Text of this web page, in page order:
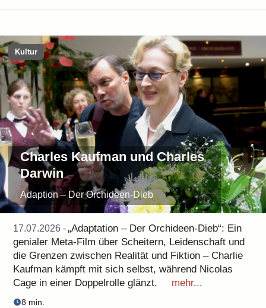
Kultur
Charles Kaufman und Charles
Darwin
Adaption – Der Orchideen-Dieb
17.07.2026 -„Adaptation – Der Orchideen-Dieb“: Ein
genialer Meta-Film über Scheitern, Leidenschaft und
die Grenzen zwischen Realität und Fiktion – Charlie
Kaufman kämpft mit sich selbst, während Nicolas
Cage in einer Doppelrolle glänzt.
mehr...
8 min.